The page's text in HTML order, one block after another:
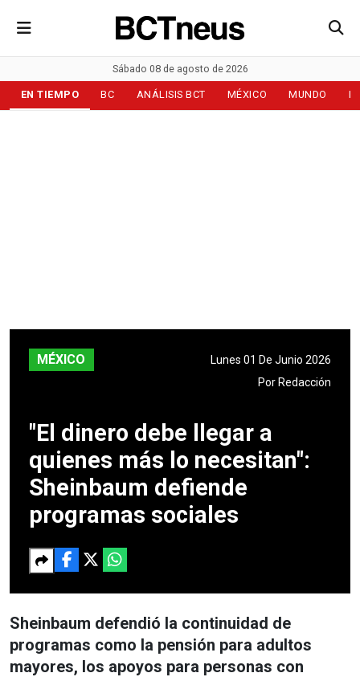
Sábado 08 de agosto de 2026
EN TIEMPO BC ANÁLISIS BCT MÉXICO MUNDO
MÉXICO
Lunes 01 De Junio 2026
Por Redacción
"El dinero debe llegar a
quienes más lo necesitan":
Sheinbaum defiende
programas sociales
Sheinbaum defendió la continuidad de
programas como la pensión para adultos
mayores, los apoyos para personas con